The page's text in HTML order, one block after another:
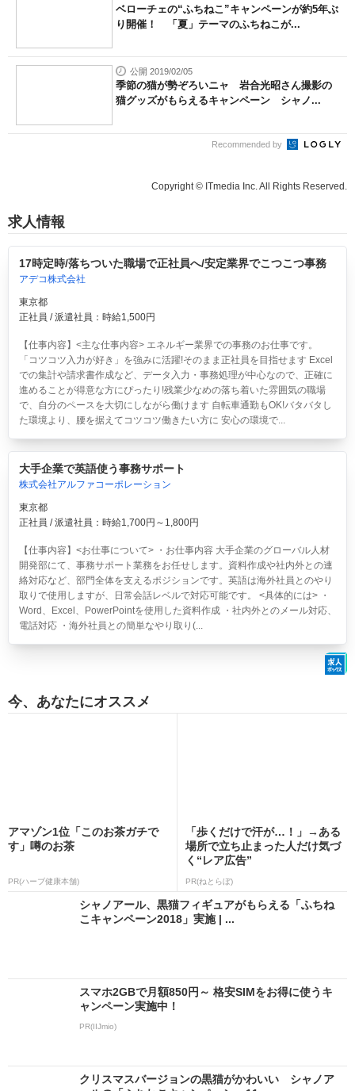
ベローチェの“ふちねこ”キャンペーンが約5年ぶ
り開催！ 「夏」テーマのふちねこが...
公開 2019/02/05
季節の猫が勢ぞろいニャ 岩合光昭さん撮影の
猫グッズがもらえるキャンペーン シャノ...
Recommended by
Copyright © ITmedia Inc. All Rights Reserved.
求人情報
17時定時/落ちついた職場で正社員へ/安定業界でこつこつ事務
アデコ株式会社
東京都
正社員 / 派遣社員：時給1,500円
【仕事内容】<主な仕事内容> エネルギー業界での事務のお仕事です。
「コツコツ入力が好き」を強みに活躍!そのまま正社員を目指せます Excel
での集計や請求書作成など、データ入力・事務処理が中心なので、正確に
進めることが得意な方にぴったり!残業少なめの落ち着いた雰囲気の職場
で、自分のペースを大切にしながら働けます 自転車通勤もOK!バタバタし
た環境より、腰を据えてコツコツ働きたい方に 安心の環境で...
大手企業で英語使う事務サポート
株式会社アルファコーポレーション
東京都
正社員 / 派遣社員：時給1,700円～1,800円
【仕事内容】<お仕事について> ・お仕事内容 大手企業のグローバル人材
開発部にて、事務サポート業務をお任せします。資料作成や社内外との連
絡対応など、部門全体を支えるポジションです。英語は海外社員とのやり
取りで使用しますが、日常会話レベルで対応可能です。 <具体的には> ・
Word、Excel、PowerPointを使用した資料作成 ・社内外とのメール対応、
電話対応 ・海外社員との簡単なやり取り(...
今、あなたにオススメ
アマゾン1位「このお茶ガチで
す」噂のお茶
PR(ハーブ健康本舗)
「歩くだけで汗が…！」→ある
場所で立ち止まった人だけ気づ
く“レア広告”
PR(ねとらぼ)
シャノアール、黒猫フィギュアがもらえる「ふちね
こキャンペーン2018」実施 | ...
スマホ2GBで月額850円～ 格安SIMをお得に使うキ
ャンペーン実施中！
PR(IIJmio)
クリスマスバージョンの黒猫がかわいい シャノア